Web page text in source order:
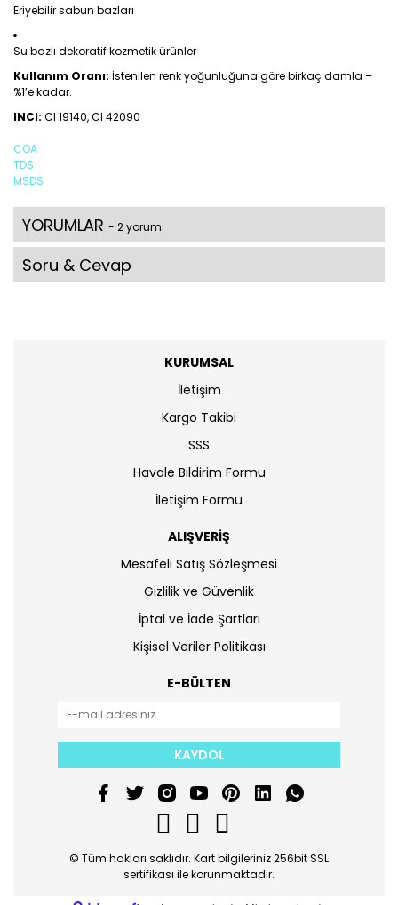
Eriyebilir sabun bazları
Su bazlı dekoratif kozmetik ürünler
Kullanım Oranı: İstenilen renk yoğunluğuna göre birkaç damla –
%1’e kadar.
INCI: CI 19140, CI 42090
COA
TDS
MSDS
YORUMLAR - 2 yorum
Soru & Cevap
KURUMSAL
İletişim
Kargo Takibi
SSS
Havale Bildirim Formu
İletişim Formu
ALIŞVERİŞ
Mesafeli Satış Sözleşmesi
Gizlilik ve Güvenlik
İptal ve İade Şartları
Kişisel Veriler Politikası
E-BÜLTEN
KAYDOL
© Tüm hakları saklıdır. Kart bilgileriniz 256bit SSL
sertifikası ile korunmaktadır.